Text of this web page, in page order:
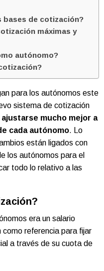
bases de cotización?
máximas y
autónomo?
para los autónomos este
sistema de cotización
ajustarse mucho mejor a
cada autónomo. Lo
están ligados con
los autónomos para el
todo lo relativo a las
era un salario
referencia para fijar
a través de su cuota de